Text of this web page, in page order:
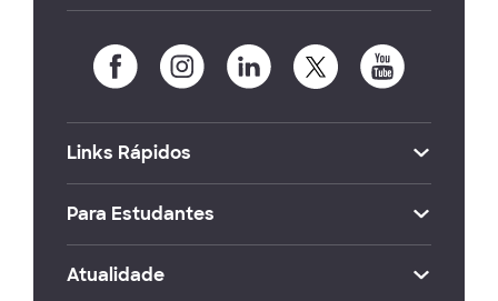
Links Rápidos
Para Estudantes
Atualidade